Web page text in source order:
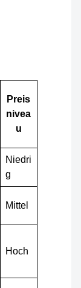
Preis
nivea
u
Niedri
g
Mittel
Hoch